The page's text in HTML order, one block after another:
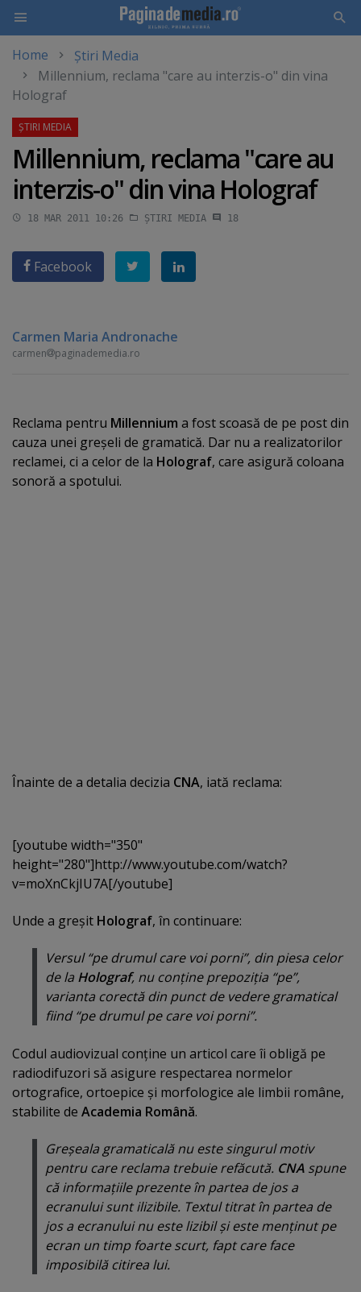
main
content
Home
Știri Media
Millennium, reclama "care au interzis-o" din vina
Holograf
Millennium, reclama "care au
interzis-o" din vina Holograf
18 MAR 2011 10:26 ȘTIRI MEDIA 18
Facebook
Carmen Maria Andronache
carmen paginademedia.ro
Reclama pentru Millennium a fost scoasă de pe post din
cauza unei greşeli de gramatică. Dar nu a realizatorilor
reclamei, ci a celor de la Holograf, care asigură coloana
sonoră a spotului.
Înainte de a detalia decizia CNA, iată reclama:
[youtube width="350"
height="280"]http://www.youtube.com/watch?
v=moXnCkjIU7A[/youtube]
Unde a greşit Holograf, în continuare:
Versul “pe drumul care voi porni”, din piesa celor
de la Holograf, nu conţine prepoziţia “pe”,
varianta corectă din punct de vedere gramatical
fiind “pe drumul pe care voi porni”.
Codul audiovizual conţine un articol care îi obligă pe
radiodifuzori să asigure respectarea normelor
ortografice, ortoepice şi morfologice ale limbii române,
stabilite de Academia Română.
Greşeala gramaticală nu este singurul motiv
pentru care reclama trebuie refăcută. CNA spune
că informaţiile prezente în partea de jos a
ecranului sunt ilizibile. Textul titrat în partea de
jos a ecranului nu este lizibil şi este menţinut pe
ecran un timp foarte scurt, fapt care face
imposibilă citirea lui.